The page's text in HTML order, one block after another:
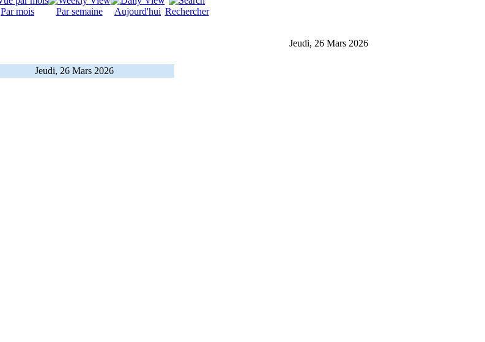
Par mois Par semaine Aujourd'hui Rechercher
Jeudi, 26 Mars 2026
Jeudi, 26 Mars 2026